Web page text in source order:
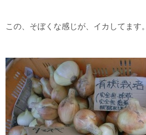
この、そぼくな感じが、イカしてます。